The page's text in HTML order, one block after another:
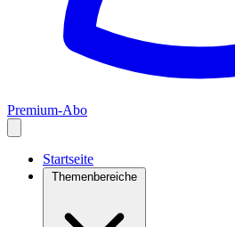
Premium-Abo
Startseite
Themenbereiche